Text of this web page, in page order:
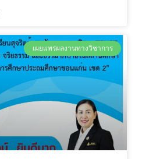
เผยแพร่ผลงานทางวิชาการ